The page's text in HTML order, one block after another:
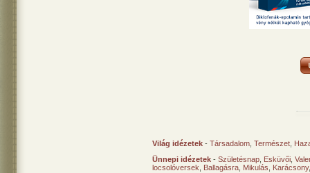
Világ idézetek - Társadalom Természet
Ünnepi idézetek - Születésnap Esküvői
locsolóversek
Ballagásra Mikulás Karácsony